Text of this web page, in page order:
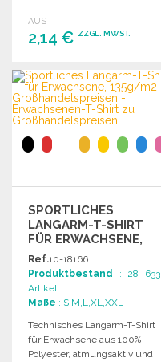
AUS
2,14 € ZZGL. MWST.
BESTELLEN
Angebot anfordern
SPORTLICHES
LANGARM-T-SHIRT
FÜR ERWACHSENE,
135G/M2
Ref.10-18166
Produktbestand : 28 633
Artikel
Maße : S,M,L,XL,XXL
Technisches Langarm-T-Shirt
für Erwachsene aus 100%
Polyester, atmungsaktiv und